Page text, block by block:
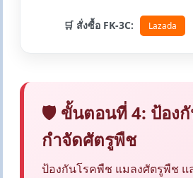
🛒 สั่งซื้อ FK-3C: Lazada
🛡️ ขั้นตอนที่ 4: ป้อง
กำจัดศัตรูพืช
ป้องกันโรคพืช แมลงศัตรูพืช แ